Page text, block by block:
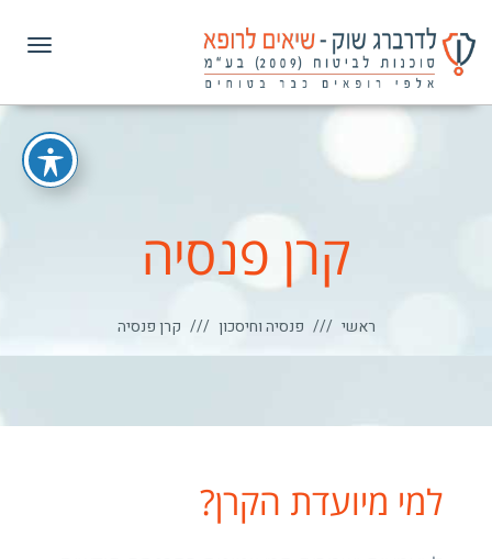
קרן פנסיה
ראשי פנסיה וחיסכון קרן פנסיה
למי מיועדת הקרן?